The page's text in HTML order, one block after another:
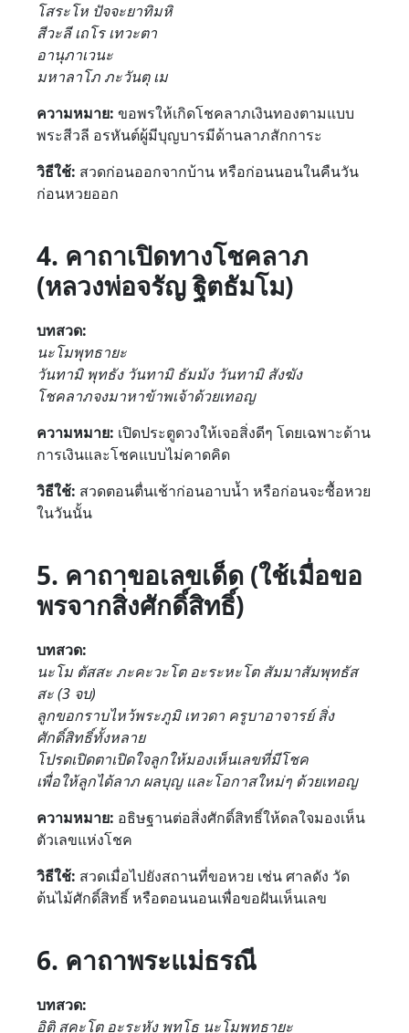
โสระโห ปัจจะยาทิมหิ
สีวะลี เถโร เทวะตา
อานุภาเวนะ
มหาลาโภ ภะวันตุ เม
ความหมาย: ขอพรให้เกิดโชคลาภเงินทองตามแบบ
พระสีวลี อรหันต์ผู้มีบุญบารมีด้านลาภสักการะ
วิธีใช้: สวดก่อนออกจากบ้าน หรือก่อนนอนในคืนวัน
ก่อนหวยออก
4. คาถาเปิดทางโชคลาภ
(หลวงพ่อจรัญ ฐิตธัมโม)
บทสวด:
นะโมพุทธายะ
วันทามิ พุทธัง วันทามิ ธัมมัง วันทามิ สังฆัง
โชคลาภจงมาหาข้าพเจ้าด้วยเทอญ
ความหมาย: เปิดประตูดวงให้เจอสิ่งดีๆ โดยเฉพาะด้าน
การเงินและโชคแบบไม่คาดคิด
วิธีใช้: สวดตอนตื่นเช้าก่อนอาบน้ำ หรือก่อนจะซื้อหวย
ในวันนั้น
5. คาถาขอเลขเด็ด (ใช้เมื่อขอ
พรจากสิ่งศักดิ์สิทธิ์)
บทสวด:
นะโม ตัสสะ ภะคะวะโต อะระหะโต สัมมาสัมพุทธัส
สะ (3 จบ)
ลูกขอกราบไหว้พระภูมิ เทวดา ครูบาอาจารย์ สิ่ง
ศักดิ์สิทธิ์ทั้งหลาย
โปรดเปิดตาเปิดใจลูกให้มองเห็นเลขที่มีโชค
เพื่อให้ลูกได้ลาภ ผลบุญ และโอกาสใหม่ๆ ด้วยเทอญ
ความหมาย: อธิษฐานต่อสิ่งศักดิ์สิทธิ์ให้ดลใจมองเห็น
ตัวเลขแห่งโชค
วิธีใช้: สวดเมื่อไปยังสถานที่ขอหวย เช่น ศาลดัง วัด
ต้นไม้ศักดิ์สิทธิ์ หรือตอนนอนเพื่อขอฝันเห็นเลข
6. คาถาพระแม่ธรณี
บทสวด:
อิติ สุคะโต อะระหัง พุทโธ นะโมพุทธายะ